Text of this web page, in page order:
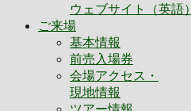
ウェブサイト（英語）
ご来場
基本情報
前売入場券
会場アクセス・
現地情報